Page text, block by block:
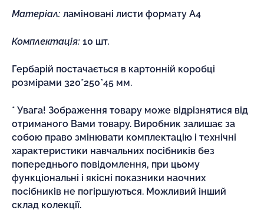
Матеріал: ламіновані листи формату А4
Комплектація: 10 шт.
Гербарій постачається в картонній коробці
розмірами 320*250*45 мм.
* Увага! Зображення товару може відрізнятися від
отриманого Вами товару. Виробник залишає за
собою право змінювати комплектацію і технічні
характеристики навчальних посібників без
попереднього повідомлення, при цьому
функціональні і якісні показники наочних
посібників не погіршуються. Можливий інший
склад колекції.